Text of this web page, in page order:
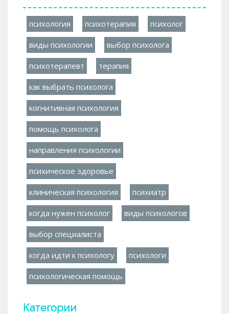
психология психотерапия психолог
виды психологии выбор психолога
психотерапевт терапия
как выбрать психолога
когнитивная психология
помощь психолога
направления психологии
психическое здоровье
клиническая психология психиатр
когда нужен психолог виды психологов
выбор специалиста
когда идти к психологу психологи
психологическая помощь
Категории